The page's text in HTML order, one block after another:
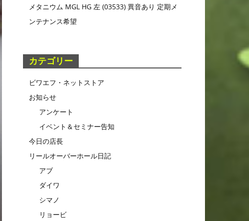
メタニウム MGL HG 左 (03533) 異音あり 定期メ
ンテナンス希望
カテゴリー
ビワエフ・ネットストア
お知らせ
アンケート
イベント＆セミナー告知
今日の店長
リールオーバーホール日記
アブ
ダイワ
シマノ
リョービ